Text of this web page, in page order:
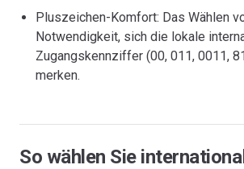
Pluszeichen-Komfort: Das Wählen
Notwendigkeit, sich die lokale
Zugangskennziffer (00, 011, 0011,
merken.
So wählen Sie international